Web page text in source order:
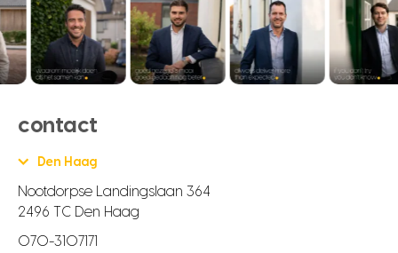
contact
Den Haag
Nootdorpse Landingslaan 364
2496 TC Den Haag
070-3107171